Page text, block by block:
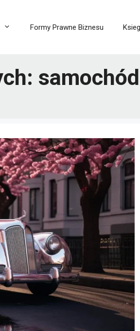
Formy Prawne Biznesu